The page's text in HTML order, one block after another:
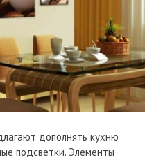
дополнять кухню
подсветки. Элементы